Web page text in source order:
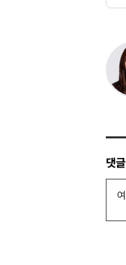
댓글
댓